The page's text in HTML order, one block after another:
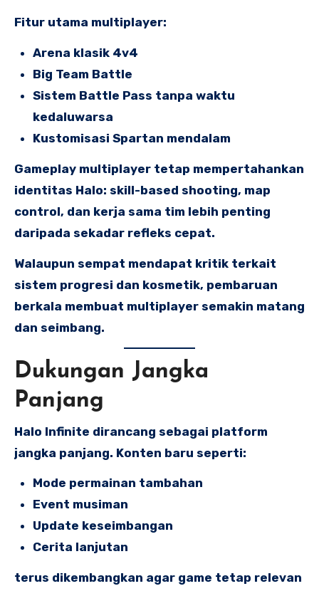
Fitur utama multiplayer:
Arena klasik 4v4
Big Team Battle
Sistem Battle Pass tanpa waktu
kedaluwarsa
Kustomisasi Spartan mendalam
Gameplay multiplayer tetap mempertahankan
identitas Halo: skill-based shooting, map
control, dan kerja sama tim lebih penting
daripada sekadar refleks cepat.
Walaupun sempat mendapat kritik terkait
sistem progresi dan kosmetik, pembaruan
berkala membuat multiplayer semakin matang
dan seimbang.
Dukungan Jangka
Panjang
Halo Infinite dirancang sebagai platform
jangka panjang. Konten baru seperti:
Mode permainan tambahan
Event musiman
Update keseimbangan
Cerita lanjutan
terus dikembangkan agar game tetap relevan